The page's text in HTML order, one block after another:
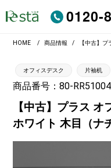
0120-
HOME 商品情報 【中古】プ
オフィスデスク 片袖机
商品番号：80-
【中古】プラス
ホワイト 木目（ナ